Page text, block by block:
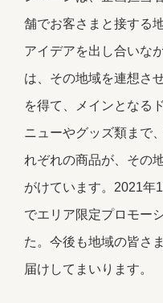
舗でお客さまと接する
アイデアを出し合いな
は、その地域を連想さ
を得て、メインとなる
ニューやグッズ類まで
れぞれの商品が、その
がけています。2021年
でエリア限定プロモー
た。今後も地域の皆さ
届けしてまいります。